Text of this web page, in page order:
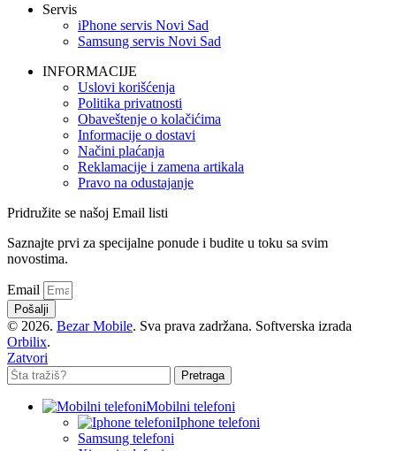
Servis
iPhone servis Novi Sad
Samsung servis Novi Sad
INFORMACIJE
Uslovi korišćenja
Politika privatnosti
Obaveštenje o kolačićima
Informacije o dostavi
Načini plaćanja
Reklamacije i zamena artikala
Pravo na odustajanje
Pridružite se našoj Email listi
Saznajte prvi za specijalne ponude i budite u toku sa svim
novostima.
Email
Pošalji
© 2026. Bezar Mobile. Sva prava zadržana. Softverska izrada
Orbilix.
Zatvori
Pretraga
Mobilni telefoni
Iphone telefoni
Samsung telefoni